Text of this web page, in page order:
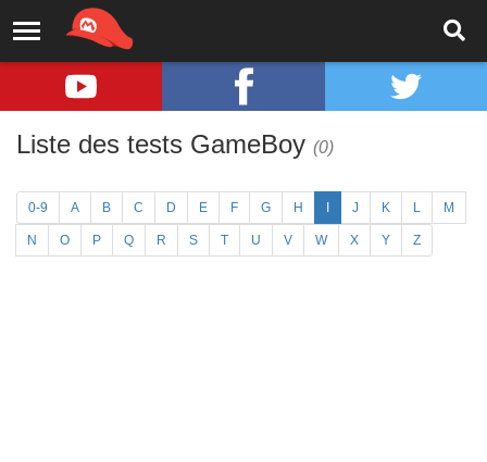
Liste des tests GameBoy (0)
0-9 A B C D E F G H J K L M
N O P Q R S T U V W X Y Z